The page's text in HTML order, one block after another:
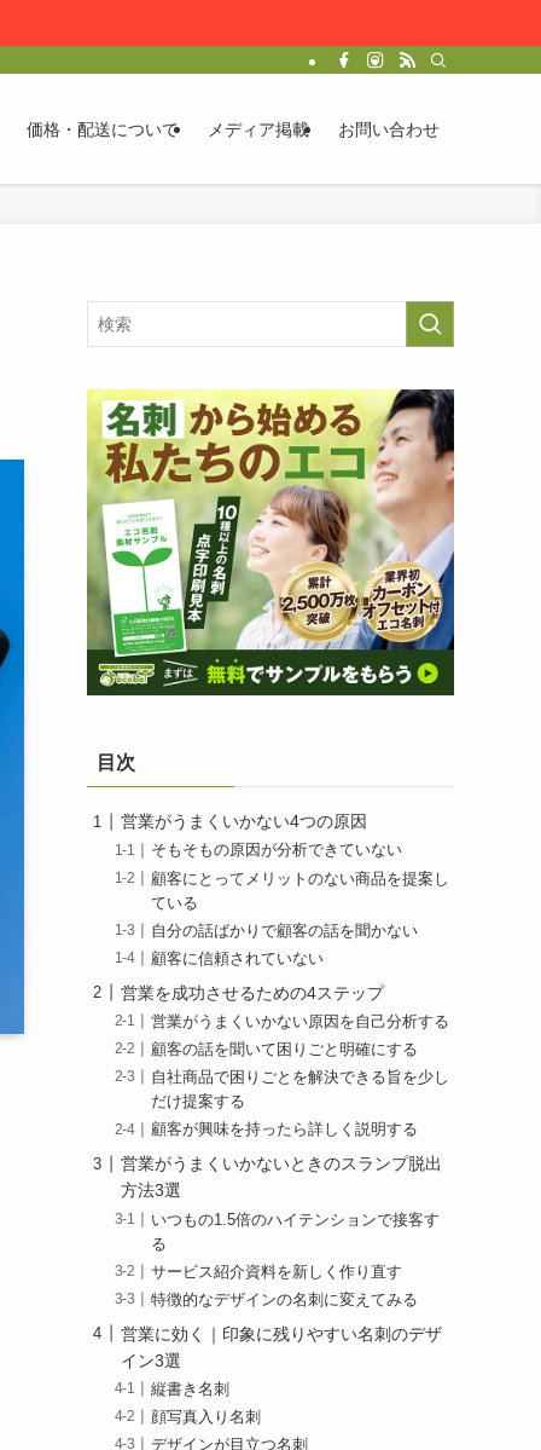
価格・配送について メディア掲載 お問い合わせ
目次
営業がうまくいかない4つの原因
そもそもの原因が分析できていない
顧客にとってメリットのない商品を提案し
ている
自分の話ばかりで顧客の話を聞かない
顧客に信頼されていない
営業を成功させるための4ステップ
営業がうまくいかない原因を自己分析する
顧客の話を聞いて困りごと明確にする
自社商品で困りごとを解決できる旨を少し
だけ提案する
顧客が興味を持ったら詳しく説明する
営業がうまくいかないときのスランプ脱出
方法3選
いつもの1.5倍のハイテンションで接客す
る
サービス紹介資料を新しく作り直す
特徴的なデザインの名刺に変えてみる
営業に効く｜印象に残りやすい名刺のデザ
イン3選
縦書き名刺
顔写真入り名刺
デザインが目立つ名刺